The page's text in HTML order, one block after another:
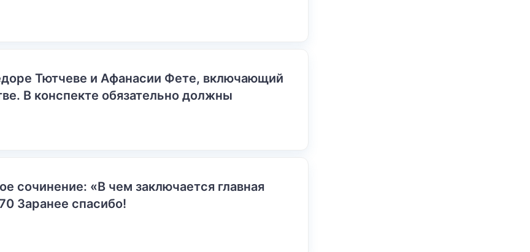
Тютчеве и Афанасии Фете, включающий
В конспекте обязательно должны
сочинение: «В чем заключается главная
Заранее спасибо!